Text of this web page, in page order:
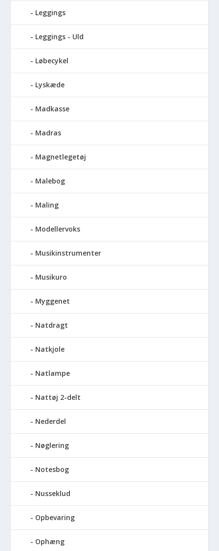
Leggings
Leggings - Uld
Løbecykel
Lyskæde
Madkasse
Madras
Magnetlegetøj
Malebog
Maling
Modellervoks
Musikinstrumenter
Musikuro
Myggenet
Natdragt
Natkjole
Natlampe
Nattøj 2-delt
Nederdel
Nøglering
Notesbog
Nusseklud
Opbevaring
Ophæng